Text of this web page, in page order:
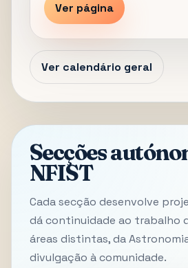
Ver página
Ver calendário geral
Secções
NFIST
Cada secção desenvolve
dá continuidade ao trabalho
áreas distintas, da
divulgação à comunidade.